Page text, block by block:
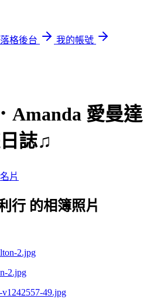
格後台
我的帳號
Amanda 愛曼達
誌♫
名片
行 的相簿照片
2.jpg